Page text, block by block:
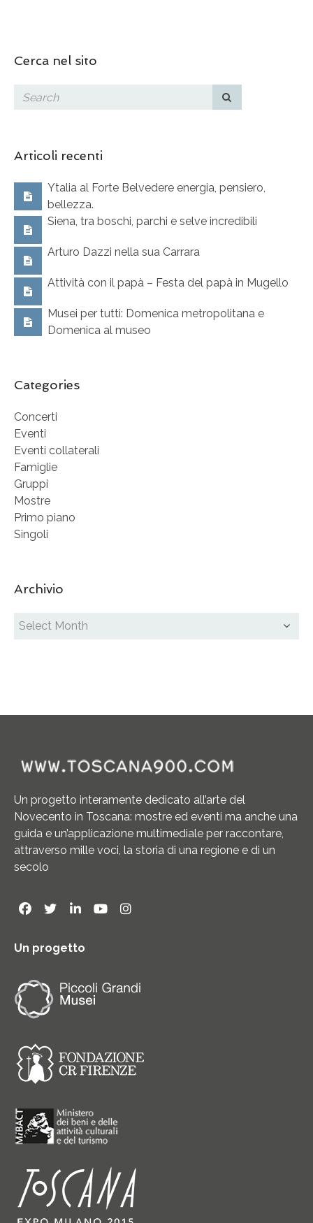
Cerca nel sito
Articoli recenti
Ytalia al Forte Belvedere energia, pensiero,
bellezza.
Siena, tra boschi, parchi e selve incredibili
Arturo Dazzi nella sua Carrara
Attività con il papà – Festa del papà in Mugello
Musei per tutti: Domenica metropolitana e
Domenica al museo
Categories
Concerti
Eventi
Eventi collaterali
Famiglie
Gruppi
Mostre
Primo piano
Singoli
Archivio
Un progetto interamente dedicato all’arte del
Novecento in Toscana: mostre ed eventi ma anche una
guida e un’applicazione multimediale per raccontare,
attraverso mille voci, la storia di una regione e di un
secolo
Un progetto